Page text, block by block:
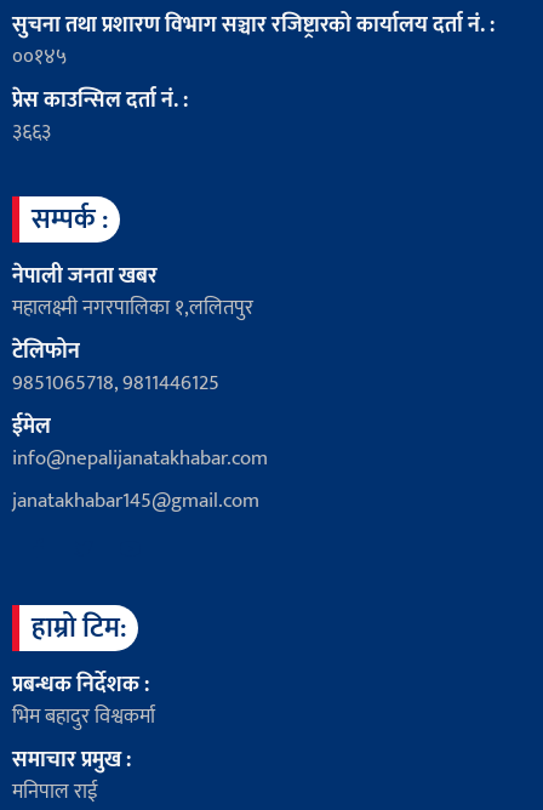
सुचना तथा प्रशारण विभाग सञ्चार रजिष्ट्रारको कार्यालय दर्ता नं. :
००१४५
प्रेस काउन्सिल दर्ता नं. :
३६६३
सम्पर्क :
नेपाली जनता खबर
महालक्ष्मी नगरपालिका १,ललितपुर
टेलिफोन
9851065718, 9811446125
ईमेल
info@nepalijanatakhabar.com
janatakhabar145@gmail.com
हाम्रो टिम:
प्रबन्धक निर्देशक :
भिम बहादुर विश्वकर्मा
समाचार प्रमुख :
मनिपाल राई